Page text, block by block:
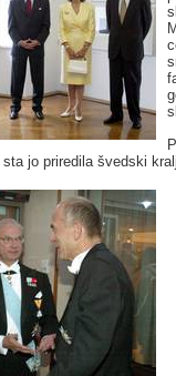
jo priredila švedski